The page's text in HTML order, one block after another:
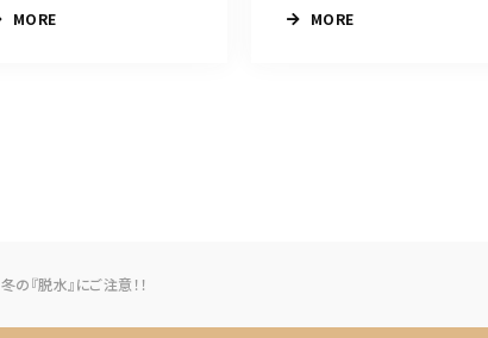
MORE MORE
冬の『脱水』にご注意！！